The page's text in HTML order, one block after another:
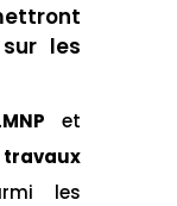
les
et
travaux
les